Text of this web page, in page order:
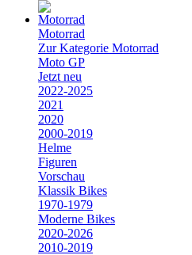
Motorrad
Zur Kategorie Motorrad
Moto GP
Jetzt neu
2022-2025
2021
2020
2000-2019
Helme
Figuren
Vorschau
Klassik Bikes
1970-1979
Moderne Bikes
2020-2026
2010-2019